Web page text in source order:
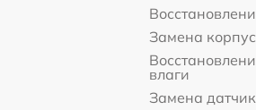
Замена
влаги
Замена